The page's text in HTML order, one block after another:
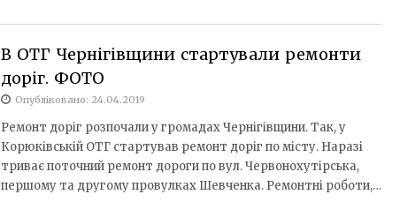
В ОТГ Чернігівщини стартували ремонти
доріг. ФОТО
Опубліковано: 24.04.2019
Ремонт доріг розпочали у громадах Чернігівщини. Так, у
Корюківській ОТГ стартував ремонт доріг по місту. Наразі
триває поточний ремонт дороги по вул. Червонохутірська,
першому та другому провулках Шевченка. Ремонтні роботи,…